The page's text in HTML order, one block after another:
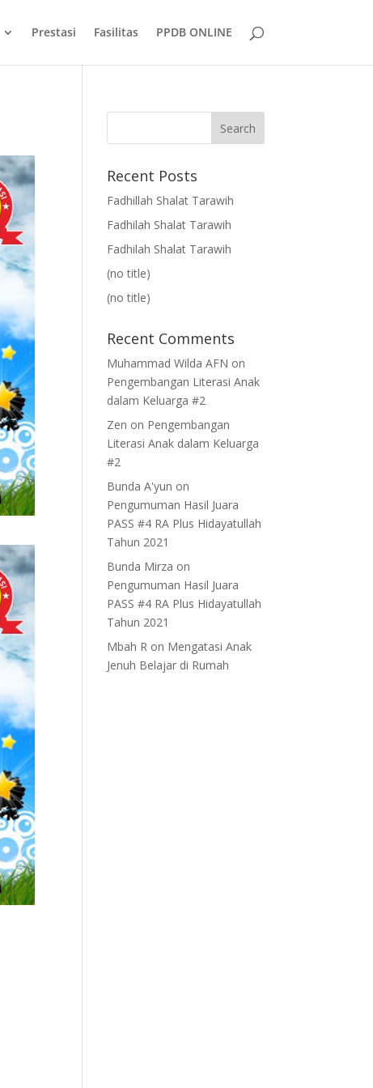
Prestasi Fasilitas PPDB ONLINE
Recent Posts
Fadhillah Shalat Tarawih
Fadhilah Shalat Tarawih
Fadhilah Shalat Tarawih
(no title)
(no title)
Recent Comments
Muhammad Wilda AFN on
Pengembangan Literasi Anak
dalam Keluarga #2
Zen on Pengembangan
Literasi Anak dalam Keluarga
#2
Bunda A'yun on
Pengumuman Hasil Juara
PASS #4 RA Plus Hidayatullah
Tahun 2021
Bunda Mirza on
Pengumuman Hasil Juara
PASS #4 RA Plus Hidayatullah
Tahun 2021
Mbah R on Mengatasi Anak
Jenuh Belajar di Rumah